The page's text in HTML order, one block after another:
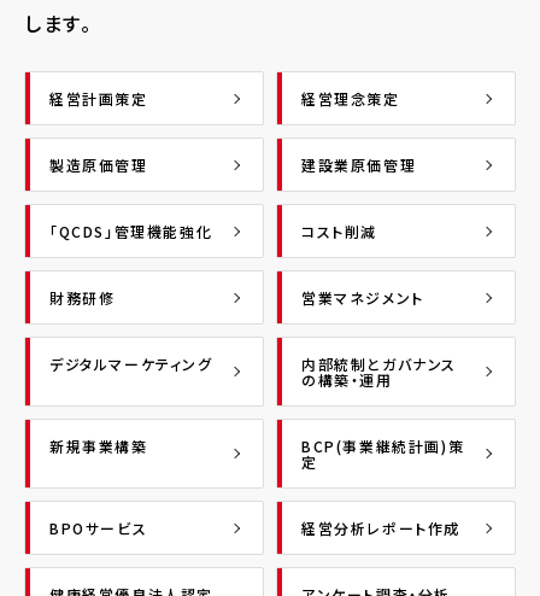
します。
経営計画策定 経営理念策定
製造原価管理 建設業原価管理
「QCDS」管理機能強化 コスト削減
財務研修 営業マネジメント
デジタルマーケティング 内部統制とガバナンス
の構築・運用
新規事業構築 BCP(事業継続計画)策
定
BPOサービス 経営分析レポート作成